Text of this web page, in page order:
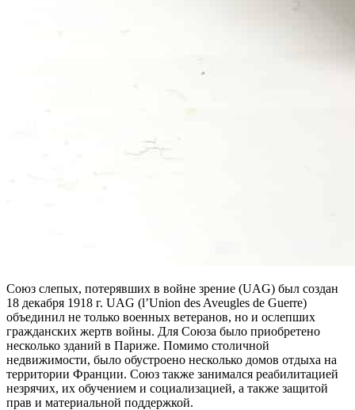
Союз слепых, потерявших в войне зрение (UAG) был создан
18 декабря 1918 г. UAG (l’Union des Aveugles de Guerre)
объединил не только военных ветеранов, но и ослепших
гражданских жертв войны. Для Союза было приобретено
несколько зданий в Париже. Помимо столичной
недвижимости, было обустроено несколько домов отдыха на
территории Франции. Союз также занимался реабилитацией
незрячих, их обучением и социализацией, а также защитой
прав и материальной поддержкой.